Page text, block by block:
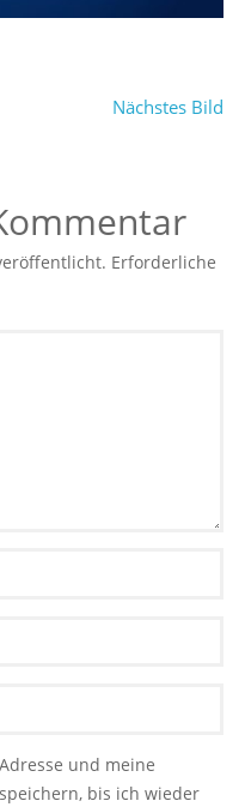
Nächstes Bild
Erforderliche
und meine
bis ich wieder